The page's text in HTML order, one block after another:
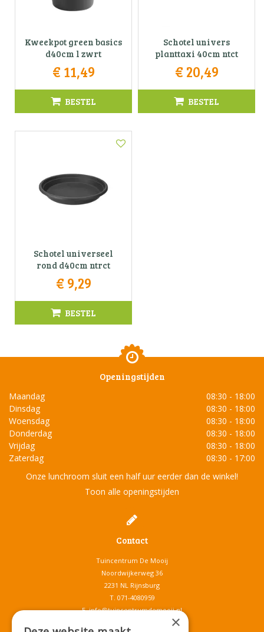
Kweekpot green basics
d40cm l zwrt
€ 11,49
BESTEL
Schotel univers
planttaxi 40cm ntct
€ 20,49
BESTEL
Schotel universeel
rond d40cm ntrct
€ 9,29
BESTEL
Openingstijden
Maandag
08:30 - 18:00
Dinsdag
08:30 - 18:00
Woensdag
08:30 - 18:00
Donderdag
08:30 - 18:00
Vrijdag
08:30 - 18:00
Zaterdag
08:30 - 17:00
Onze lunchroom sluit een half uur eerder dan de winkel!
Toon alle openingstijden
Contact
Tuincentrum De Mooij
Noordwijkerweg 36
2231 NL Rijnsburg
T. 071-4080959
E.info@tuincentrumdemooij.nl
×